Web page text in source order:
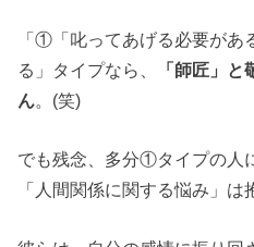
「①「叱ってあげる必要があ
る」タイプなら、
「師匠」
ん。(笑)
でも残念、多分①タイプの人
「人間関係に関する悩み」は